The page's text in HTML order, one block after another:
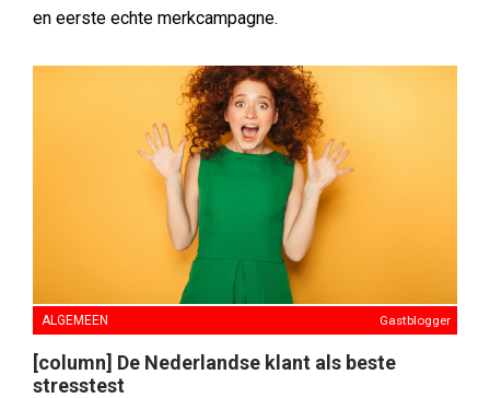
en eerste echte merkcampagne.
ALGEMEEN Gastblogger
[column] De Nederlandse klant als beste
stresstest